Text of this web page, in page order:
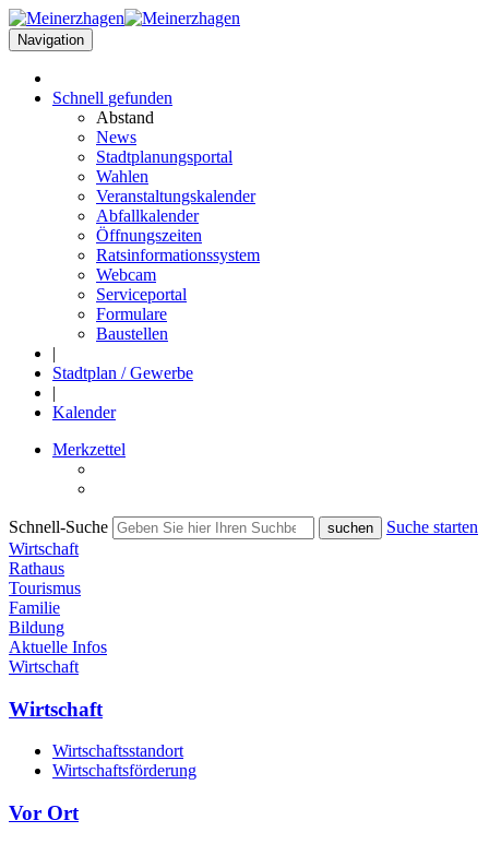
Navigation
Schnell gefunden
Abstand
News
Stadtplanungsportal
Wahlen
Veranstaltungskalender
Abfallkalender
Öffnungszeiten
Ratsinformationssystem
Webcam
Serviceportal
Formulare
Baustellen
|
Stadtplan / Gewerbe
|
Kalender
Merkzettel
Schnell-Suche
Suche starten
Wirtschaft
Rathaus
Tourismus
Familie
Bildung
Aktuelle Infos
Wirtschaft
Wirtschaft
Wirtschaftsstandort
Wirtschaftsförderung
Vor Ort